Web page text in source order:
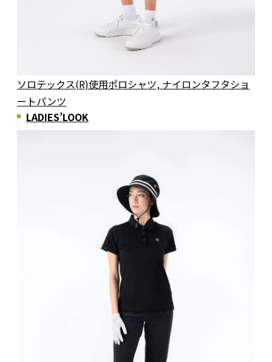
ソロテックス(R)使用ポロシャツ, ナイロンタフタショ
ートパンツ
LADIES’LOOK